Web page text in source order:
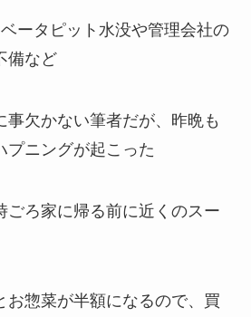
ータピット水没や管理会社の
備など
事欠かない筆者だが、昨晩も
プニングが起こった
ごろ家に帰る前に近くのスー
お惣菜が半額になるので、買